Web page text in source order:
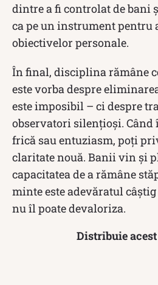
dintre a fi controlat de bani
ca pe un instrument pentru
obiectivelor personale.
În final, disciplina rămâne
este vorba despre
este imposibil – ci despre
observatori silențioși. Când
frică sau entuziasm, poți
claritate nouă. Banii vin și
capacitatea de a rămâne
minte este adevăratul
nu îl poate devaloriza.
Distribuie